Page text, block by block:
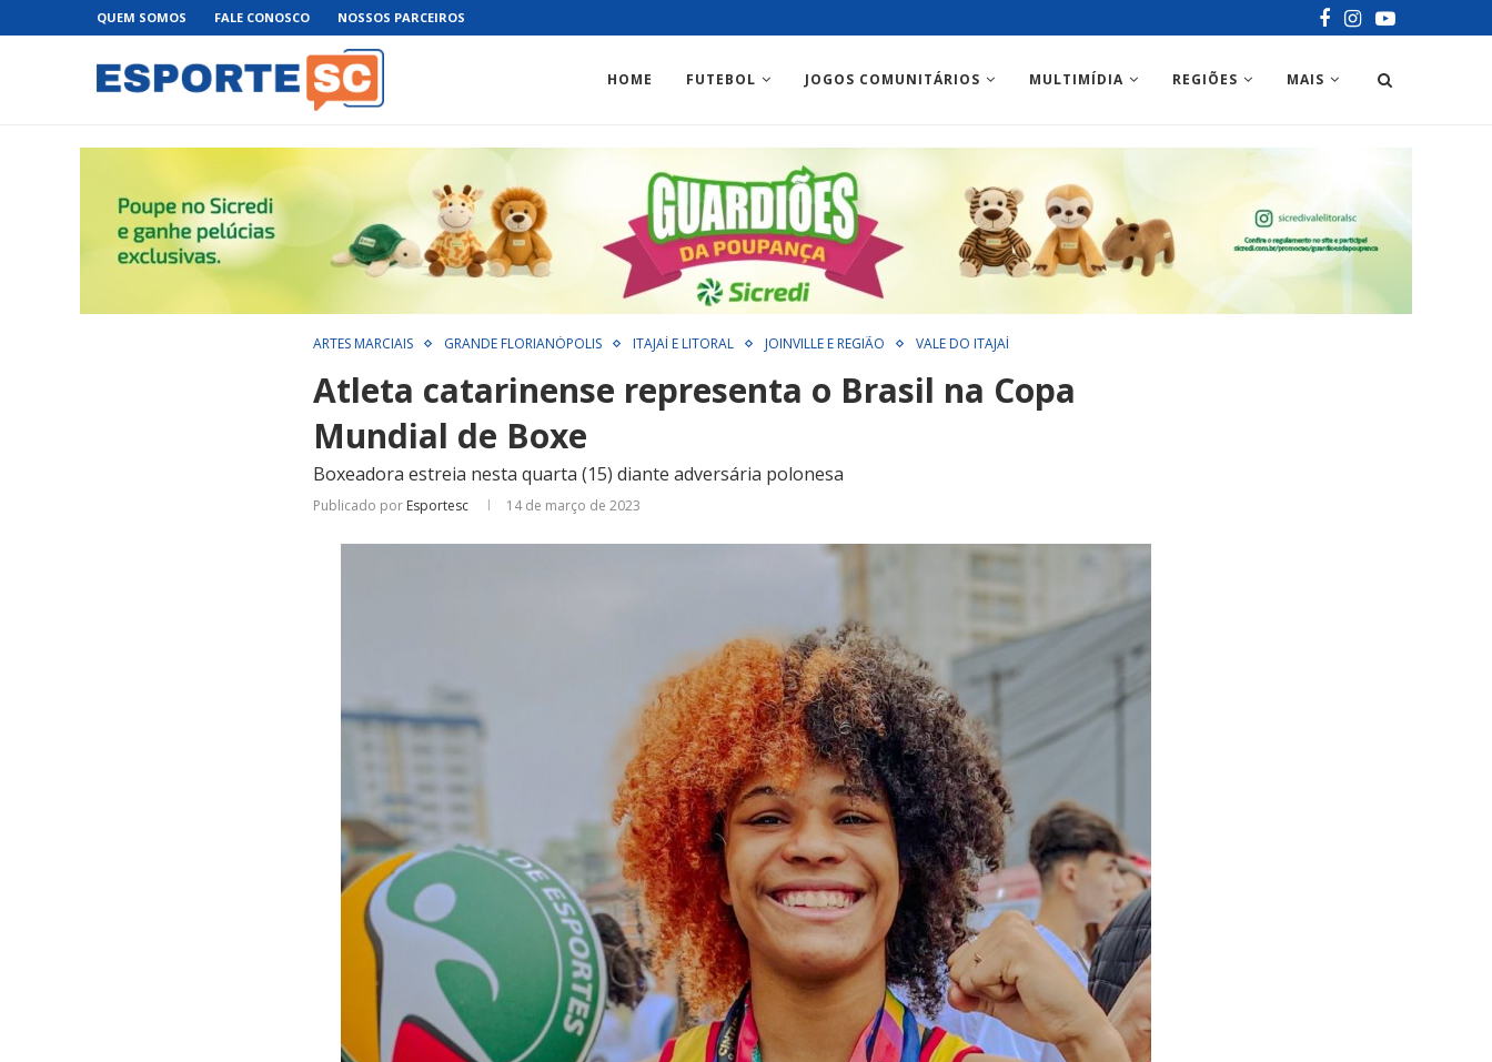
QUEM SOMOS FALE CONOSCO NOSSOS PARCEIROS
HOME FUTEBOL JOGOS COMUNITÁRIOS MULTIMÍDIA REGIÕES MAIS
ARTES MARCIAIS GRANDE FLORIANÓPOLIS ITAJAÍ E LITORAL JOINVILLE E REGIÃO VALE DO ITAJAÍ
Atleta catarinense representa o Brasil na Copa
Mundial de Boxe
Boxeadora estreia nesta quarta (15) diante adversária polonesa
Publicado por Esportesc 14 de março de 2023